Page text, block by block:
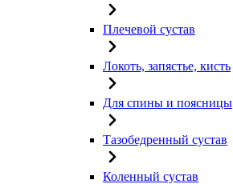
Плечевой сустав
Локоть, запястье, кисть
Для спины и поясницы
Тазобедренный сустав
Коленный сустав